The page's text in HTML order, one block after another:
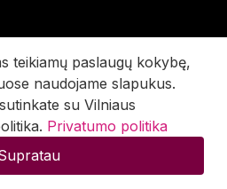
teikiamų paslaugų kokybę,
naudojame slapukus.
su Vilniaus
Privatumo politika